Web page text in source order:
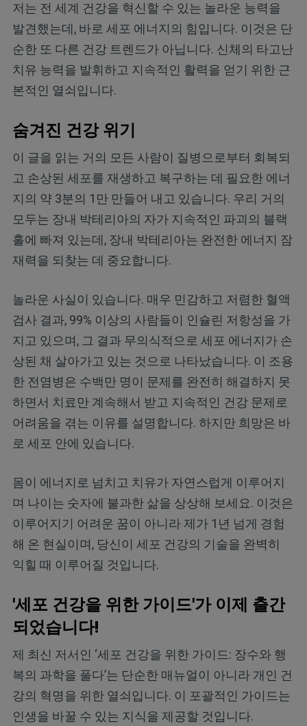
저는 전 세계 건강을 혁신할 수 있는 놀라운 능력을
발견했는데, 바로 세포 에너지의 힘입니다. 이것은 단
순한 또 다른 건강 트렌드가 아닙니다. 신체의 타고난
치유 능력을 발휘하고 지속적인 활력을 얻기 위한 근
본적인 열쇠입니다.
숨겨진 건강 위기
이 글을 읽는 거의 모든 사람이 질병으로부터 회복되
고 손상된 세포를 재생하고 복구하는 데 필요한 에너
지의 약 3분의 1만 만들어 내고 있습니다. 우리 거의
모두는 장내 박테리아의 자가 지속적인 파괴의 블랙
홀에 빠져 있는데, 장내 박테리아는 완전한 에너지 잠
재력을 되찾는 데 중요합니다.
놀라운 사실이 있습니다. 매우 민감하고 저렴한 혈액
검사 결과, 99% 이상의 사람들이 인슐린 저항성을 가
지고 있으며, 그 결과 무의식적으로 세포 에너지가 손
상된 채 살아가고 있는 것으로 나타났습니다. 이 조용
한 전염병은 수백만 명이 문제를 완전히 해결하지 못
하면서 치료만 계속해서 받고 지속적인 건강 문제로
어려움을 겪는 이유를 설명합니다. 하지만 희망은 바
로 세포 안에 있습니다.
몸이 에너지로 넘치고 치유가 자연스럽게 이루어지
며 나이는 숫자에 불과한 삶을 상상해 보세요. 이것은
이루어지기 어려운 꿈이 아니라 제가 1년 넘게 경험
해 온 현실이며, 당신이 세포 건강의 기술을 완벽히
익힐 때 이루어질 것입니다.
'세포 건강을 위한 가이드'가 이제 출간
되었습니다!
제 최신 저서인 ‘세포 건강을 위한 가이드: 장수와 행
복의 과학을 풀다’는 단순한 매뉴얼이 아니라 개인 건
강의 혁명을 위한 열쇠입니다. 이 포괄적인 가이드는
인생을 바꿀 수 있는 지식을 제공할 것입니다.